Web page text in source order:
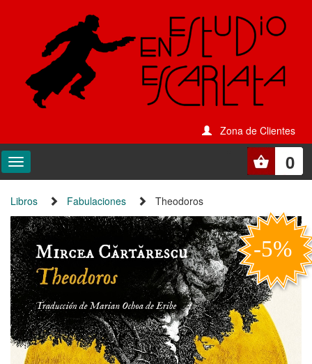
Zona de Clientes
0
Libros Fabulaciones Theodoros